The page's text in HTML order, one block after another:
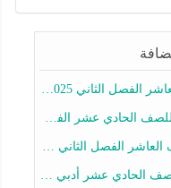
الثاني 2025-2026
عشر الفصل الثاني 2025-2026
الفصل الثاني 2025-2026
الفصل الثاني 2025-2026